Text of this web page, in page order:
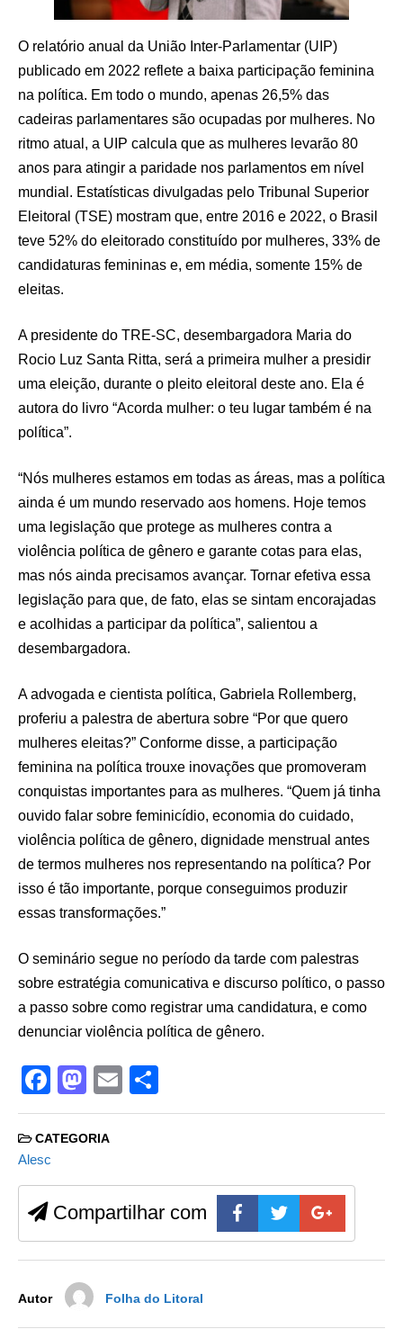
O relatório anual da União Inter-Parlamentar (UIP)
publicado em 2022 reflete a baixa participação feminina
na política. Em todo o mundo, apenas 26,5% das
cadeiras parlamentares são ocupadas por mulheres. No
ritmo atual, a UIP calcula que as mulheres levarão 80
anos para atingir a paridade nos parlamentos em nível
mundial. Estatísticas divulgadas pelo Tribunal Superior
Eleitoral (TSE) mostram que, entre 2016 e 2022, o Brasil
teve 52% do eleitorado constituído por mulheres, 33% de
candidaturas femininas e, em média, somente 15% de
eleitas.
A presidente do TRE-SC, desembargadora Maria do
Rocio Luz Santa Ritta, será a primeira mulher a presidir
uma eleição, durante o pleito eleitoral deste ano. Ela é
autora do livro “Acorda mulher: o teu lugar também é na
política”.
“Nós mulheres estamos em todas as áreas, mas a política
ainda é um mundo reservado aos homens. Hoje temos
uma legislação que protege as mulheres contra a
violência política de gênero e garante cotas para elas,
mas nós ainda precisamos avançar. Tornar efetiva essa
legislação para que, de fato, elas se sintam encorajadas
e acolhidas a participar da política”, salientou a
desembargadora.
A advogada e cientista política, Gabriela Rollemberg,
proferiu a palestra de abertura sobre “Por que quero
mulheres eleitas?” Conforme disse, a participação
feminina na política trouxe inovações que promoveram
conquistas importantes para as mulheres. “Quem já tinha
ouvido falar sobre feminicídio, economia do cuidado,
violência política de gênero, dignidade menstrual antes
de termos mulheres nos representando na política? Por
isso é tão importante, porque conseguimos produzir
essas transformações.”
O seminário segue no período da tarde com palestras
sobre estratégia comunicativa e discurso político, o passo
a passo sobre como registrar uma candidatura, e como
denunciar violência política de gênero.
F
a
c
b
o
o
M
a
st
d
o
n
E
m h
CATEGORIA
Alesc
Compartilhar com
Autor Folha do Litoral